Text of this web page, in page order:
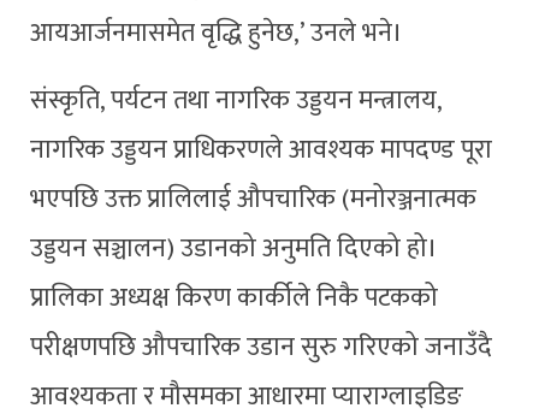
आयआर्जनमासमेत वृद्धि हुनेछ,’ उनले भने।
संस्कृति, पर्यटन तथा नागरिक उड्डयन मन्त्रालय,
नागरिक उड्डयन प्राधिकरणले आवश्यक मापदण्ड पूरा
भएपछि उक्त प्रालिलाई औपचारिक (मनोरञ्जनात्मक
उड्डयन सञ्चालन) उडानको अनुमति दिएको हो।
प्रालिका अध्यक्ष किरण कार्कीले निकै पटकको
परीक्षणपछि औपचारिक उडान सुरु गरिएको जनाउँदै
आवश्यकता र मौसमका आधारमा प्याराग्लाइडिङ